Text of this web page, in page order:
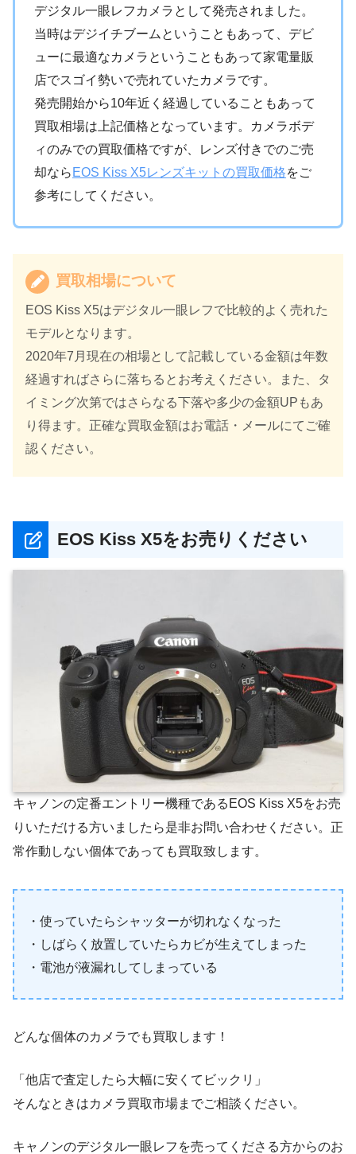
デジタル一眼レフカメラとして発売されました。
当時はデジイチブームということもあって、デビ
ューに最適なカメラということもあって家電量販
店でスゴイ勢いで売れていたカメラです。
発売開始から10年近く経過していることもあって
買取相場は上記価格となっています。カメラボデ
ィのみでの買取価格ですが、レンズ付きでのご売
却なら EOS Kiss X5レンズキットの買取価格をご
参考にしてください。
買取相場について
EOS Kiss X5はデジタル一眼レフで比較的よく売れた
モデルとなります。
2020年7月現在の相場として記載している金額は年数
経過すればさらに落ちるとお考えください。また、タ
イミング次第ではさらなる下落や多少の金額UPもあ
り得ます。正確な買取金額はお電話・メールにてご確
認ください。
EOS Kiss X5をお売りください
キャノンの定番エントリー機種であるEOS Kiss X5をお売
りいただける方いましたら是非お問い合わせください。正
常作動しない個体であっても買取致します。
・使っていたらシャッターが切れなくなった
・しばらく放置していたらカビが生えてしまった
・電池が液漏れしてしまっている
どんな個体のカメラでも買取します！
「他店で査定したら大幅に安くてビックリ」
そんなときはカメラ買取市場までご相談ください。
キャノンのデジタル一眼レフを売ってくださる方からのお